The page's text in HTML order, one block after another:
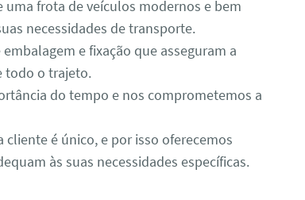
frota de veículos modernos e bem
necessidades de transporte.
e fixação que asseguram a
todo o trajeto.
do tempo e nos comprometemos a
cliente é único, e por isso oferecemos
às suas necessidades específicas.